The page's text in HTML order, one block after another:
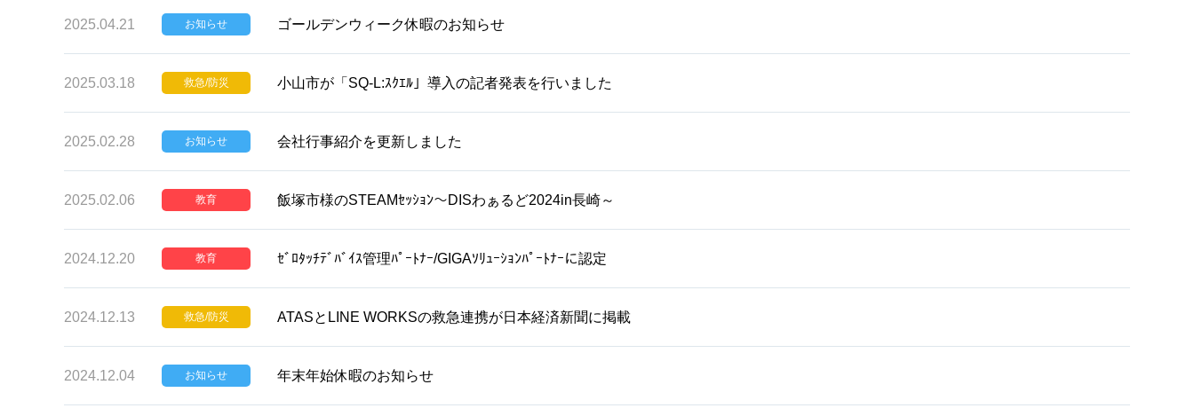
2025.04.21 お知らせ ゴールデンウィーク休暇のお知らせ
2025.03.18 救急/防災 小山市が「SQ-L:ｽｸｴﾙ」導入の記者発表を行いました
2025.02.28 お知らせ 会社行事紹介を更新しました
2025.02.06 教育 飯塚市様のSTEAMｾｯｼｮﾝ～DISわぁるど2024in長崎～
2024.12.20 教育 ｾﾞﾛﾀｯﾁﾃﾞﾊﾞｲｽ管理ﾊﾟｰﾄﾅｰ/GIGAｿﾘｭｰｼｮﾝﾊﾟｰﾄﾅｰに認定
2024.12.13 救急/防災 ATASとLINE WORKSの救急連携が日本経済新聞に掲載
2024.12.04 お知らせ 年末年始休暇のお知らせ